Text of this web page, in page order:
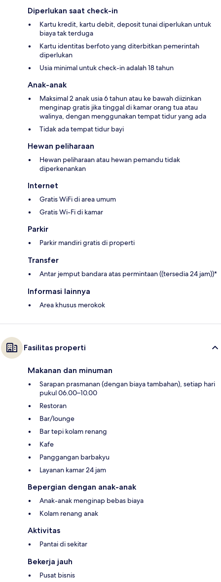
Diperlukan saat check-in
Kartu kredit, kartu debit, deposit tunai diperlukan untuk
biaya tak terduga
Kartu identitas berfoto yang diterbitkan pemerintah
diperlukan
Usia minimal untuk check-in adalah 18 tahun
Anak-anak
Maksimal 2 anak usia 6 tahun atau ke bawah diizinkan
menginap gratis jika tinggal di kamar orang tua atau
walinya, dengan menggunakan tempat tidur yang ada
Tidak ada tempat tidur bayi
Hewan peliharaan
Hewan peliharaan atau hewan pemandu tidak
diperkenankan
Internet
Gratis WiFi di area umum
Gratis Wi-Fi di kamar
Parkir
Parkir mandiri gratis di properti
Transfer
Antar jemput bandara atas permintaan ((tersedia 24 jam))*
Informasi lainnya
Area khusus merokok
Fasilitas properti
Makanan dan minuman
Sarapan prasmanan (dengan biaya tambahan), setiap hari
pukul 06.00–10.00
Restoran
Bar/lounge
Bar tepi kolam renang
Kafe
Panggangan barbakyu
Layanan kamar 24 jam
Bepergian dengan anak-anak
Anak-anak menginap bebas biaya
Kolam renang anak
Aktivitas
Pantai di sekitar
Bekerja jauh
Pusat bisnis